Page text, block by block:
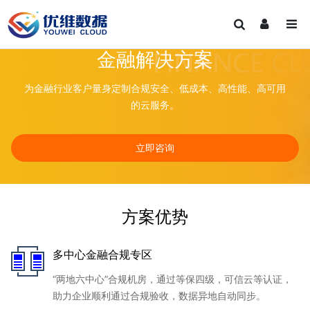
金融解决方案
为金融行业客户量身定制合规安全、低成本、高性能、高可用
的云服务。
立即咨询
方案优势
多中心金融合规专区
“两地六中心”合规机房，通过等保四级，可信云等认证，
助力企业顺利通过合规验收，数据异地自动同步。